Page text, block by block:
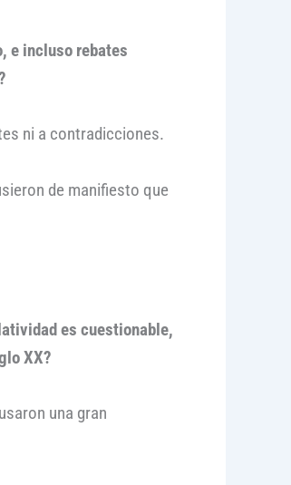
e incluso rebates
ni a contradicciones.
de manifiesto que
es cuestionable,
XX?
una gran